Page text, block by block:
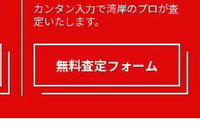
カンタン入力で湾岸のプロが査
定いたします。
無料査定フォーム